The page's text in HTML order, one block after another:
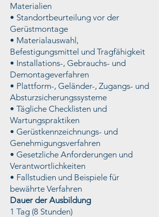
Materialien
• Standortbeurteilung vor der
Gerüstmontage
• Materialauswahl,
Befestigungsmittel und Tragfähigkeit
• Installations-, Gebrauchs- und
Demontageverfahren
• Plattform-, Geländer-, Zugangs- und
Absturzsicherungssysteme
• Tägliche Checklisten und
Wartungspraktiken
• Gerüstkennzeichnungs- und
Genehmigungsverfahren
• Gesetzliche Anforderungen und
Verantwortlichkeiten
• Fallstudien und Beispiele für
bewährte Verfahren
Dauer der Ausbildung
1 Tag (8 Stunden)